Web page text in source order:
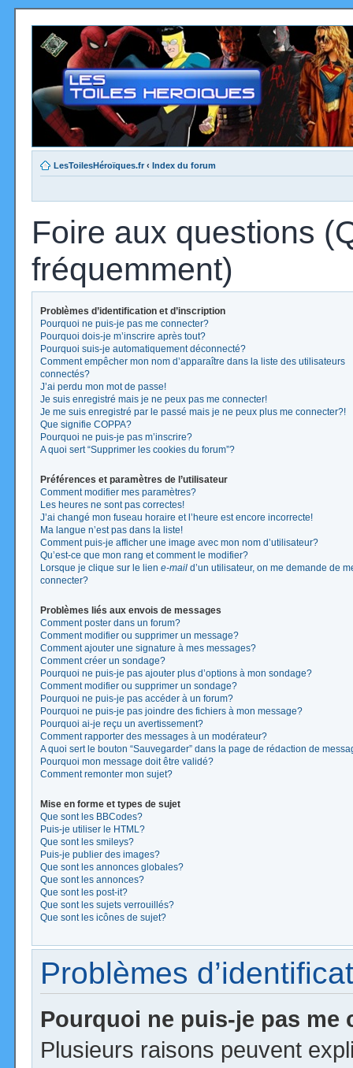
LesToilesHéroïques.fr ‹ Index du forum
Foire aux questions
fréquemment)
Problèmes d’identification et d’inscription
Pourquoi ne puis-je pas me connecter?
Pourquoi dois-je m’inscrire après tout?
Pourquoi suis-je automatiquement déconnecté?
Comment empêcher mon nom d’apparaître dans la liste des utilisateurs
connectés?
J’ai perdu mon mot de passe!
Je suis enregistré mais je ne peux pas me connecter!
Je me suis enregistré par le passé mais je ne peux plus me connecter?!
Que signifie COPPA?
Pourquoi ne puis-je pas m’inscrire?
A quoi sert “Supprimer les cookies du forum”?
Préférences et paramètres de l’utilisateur
Comment modifier mes paramètres?
Les heures ne sont pas correctes!
J’ai changé mon fuseau horaire et l’heure est encore incorrecte!
Ma langue n’est pas dans la liste!
Comment puis-je afficher une image avec mon nom d’utilisateur?
Qu’est-ce que mon rang et comment le modifier?
Lorsque je clique sur le lien e-mail d’un utilisateur, on me demande de
connecter?
Problèmes liés aux envois de messages
Comment poster dans un forum?
Comment modifier ou supprimer un message?
Comment ajouter une signature à mes messages?
Comment créer un sondage?
Pourquoi ne puis-je pas ajouter plus d’options à mon sondage?
Comment modifier ou supprimer un sondage?
Pourquoi ne puis-je pas accéder à un forum?
Pourquoi ne puis-je pas joindre des fichiers à mon message?
Pourquoi ai-je reçu un avertissement?
Comment rapporter des messages à un modérateur?
A quoi sert le bouton “Sauvegarder” dans la page de rédaction de
Pourquoi mon message doit être validé?
Comment remonter mon sujet?
Mise en forme et types de sujet
Que sont les BBCodes?
Puis-je utiliser le HTML?
Que sont les smileys?
Puis-je publier des images?
Que sont les annonces globales?
Que sont les annonces?
Que sont les post-it?
Que sont les sujets verrouillés?
Que sont les icônes de sujet?
Problèmes
Pourquoi ne puis-je pas me
Plusieurs raisons peuvent